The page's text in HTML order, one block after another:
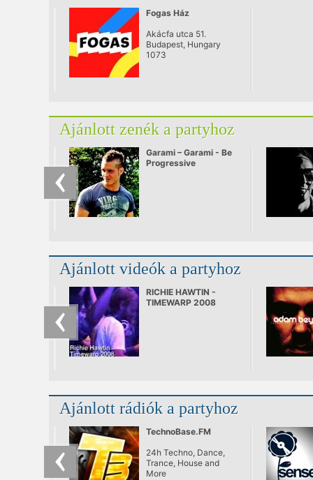
Fogas Ház
Akácfa utca 51.
Budapest, Hungary
1073
Ajánlott zenék a partyhoz
Garami – Garami - Be
Progressive
Ajánlott videók a partyhoz
RICHIE HAWTIN -
TIMEWARP 2008
Ajánlott rádiók a partyhoz
TechnoBase.FM
24h Techno, Dance,
Trance, House and
More